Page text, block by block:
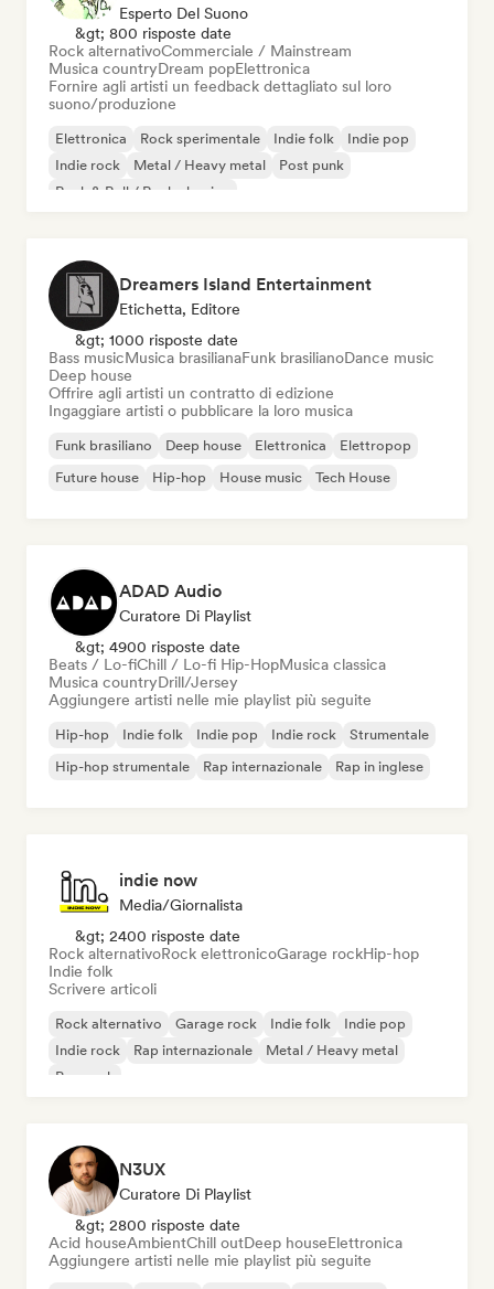
Esperto Del Suono
&gt; 800 risposte date
Rock alternativoCommerciale / Mainstream
Musica countryDream popElettronica
Fornire agli artisti un feedback dettagliato sul loro
suono/produzione
Elettronica Rock sperimentale Indie folk
Indie pop
Indie rock
Metal / Heavy metal
Post punk
Rock & Roll / Rock classico
Dreamers Island Entertainment
Etichetta, Editore
&gt; 1000 risposte date
Bass musicMusica brasilianaFunk brasilianoDance music
Deep house
Offrire agli artisti un contratto di edizione
Ingaggiare artisti o pubblicare la loro musica
Funk brasiliano Deep house Elettronica
Elettropop
Future house
Hip-hop House music Tech House
ADAD Audio
Curatore Di Playlist
&gt; 4900 risposte date
Beats / Lo-fiChill / Lo-fi Hip-HopMusica classica
Musica countryDrill/Jersey
Aggiungere artisti nelle mie playlist più seguite
Hip-hop Indie folk Indie pop Indie rock
Strumentale
Hip-hop strumentale
Rap internazionale Rap in inglese
indie now
Media/Giornalista
&gt; 2400 risposte date
Rock alternativoRock elettronicoGarage rockHip-hop
Indie folk
Scrivere articoli
Rock alternativo Garage rock Indie folk
Indie pop
Indie rock
Rap internazionale
Metal / Heavy metal
Pop rock
N3UX
Curatore Di Playlist
&gt; 2800 risposte date
Acid houseAmbientChill outDeep houseElettronica
Aggiungere artisti nelle mie playlist più seguite